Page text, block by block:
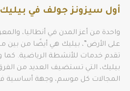
أول سيزونز جولف في بيليك
واحدة من أعز المدن في أنطاليا،
على الأرض”، بيليك هي أيضًا من بين
تقدم خدمات للأنشطة الرياضية. كما
بيليك، التي تستضيف العديد من
المجالات كل موسم، وجهة أساسية